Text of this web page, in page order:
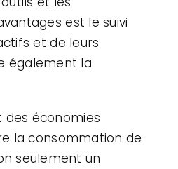
est le suivi
et de leurs
également la
des économies
la consommation de
seulement un